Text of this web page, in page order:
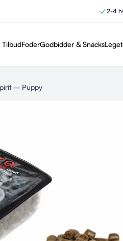
2-4
TilbudFoderGodbidder & Snacks
– Puppy